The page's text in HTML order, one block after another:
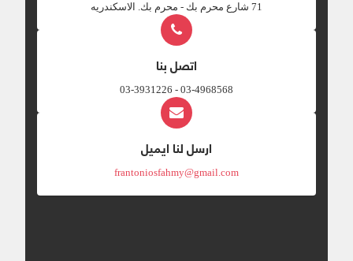
‎71 شارع محرم بك - محرم بك. الاسكندريه
اتصل بنا
03-4968568 - 03-3931226
ارسل لنا ايميل
frantoniosfahmy@gmail.com